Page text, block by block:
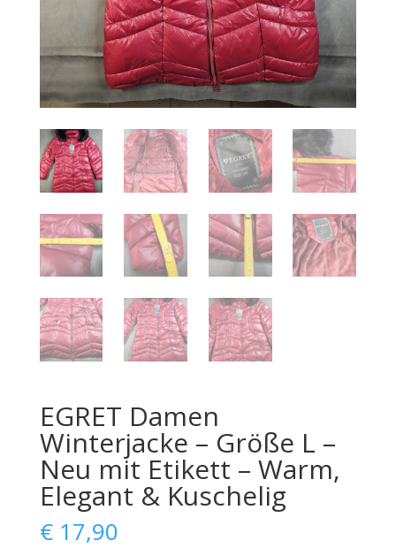
EGRET Damen
Winterjacke – Größe L –
Neu mit Etikett – Warm,
Elegant & Kuschelig
€17,90